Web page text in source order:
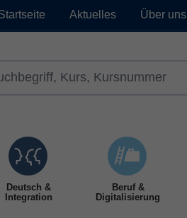
Aktuelles Über uns
Deutsch &
Integration
Beruf &
Digitalisierung